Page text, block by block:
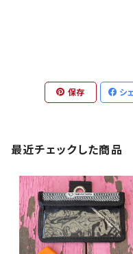
保存 シ
最近チェックした商品